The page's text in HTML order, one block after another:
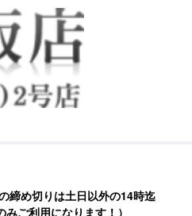
締め切りは土日以外の14時迄
みご利用になります！）